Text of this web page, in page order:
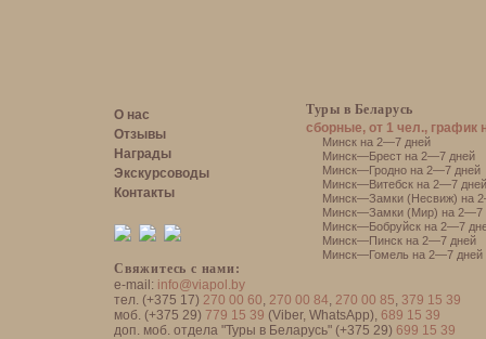
О нас
Отзывы
Награды
Экскурсоводы
Контакты
Свяжитесь с нами:
e-mail: info@viapol.by
тел. (+375 17) 270 00 60, 270 00 84, 270 00 85, 379 15 39
моб. (+375 29) 779 15 39 (Viber, WhatsApp), 689 15 39
доп. моб. отдела "Туры в Беларусь" (+375 29) 699 15 39
Туры в Беларусь
сборные, от 1 чел., график
Минск на 2—7 дней
Минск—Брест на 2—7 дней
Минск—Гродно на 2—7 дней
Минск—Витебск на 2—7 дней
Минск—Замки (Несвиж) на
Минск—Замки (Мир) на 2—7
Минск—Бобруйск на 2—7
Минск—Пинск на 2—7 дней
Минск—Гомель на 2—7 дней